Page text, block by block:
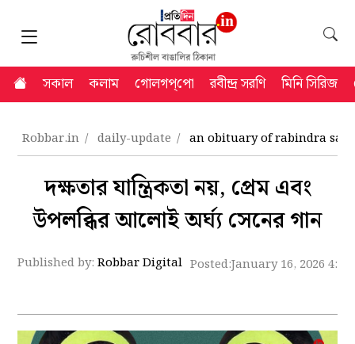
সকাল কলাম গোলগপ্‌পো রবীন্দ্র সরণি মিনি সিরিজ
Robbar.in daily-update an obituary of rabindra
দক্ষতার যান্ত্রিকতা নয়, প্রেম এবং
উপলব্ধির আলোই অর্ঘ্য সেনের গান
Published by:Robbar Digital Posted:January 16, 2026